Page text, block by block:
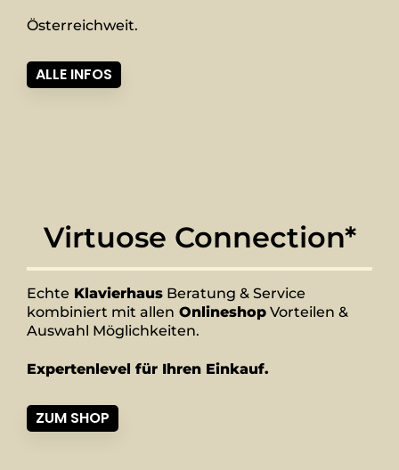
Österreichweit.
ALLE INFOS
Virtuose Connection*
Echte Klavierhaus Beratung & Service
kombiniert mit allen Onlineshop Vorteilen &
Auswahl Möglichkeiten.
Expertenlevel für Ihren Einkauf.
ZUM SHOP